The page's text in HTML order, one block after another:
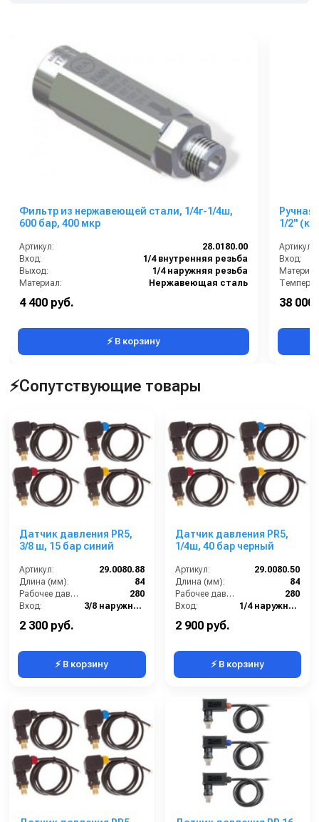
Фильтр из нержавеющей стали, 1/4г-1/4ш,
600 бар, 400 мкр
Артикул:
28.0180.00
Вход:
1/4 внутренняя резьба
Выход:
1/4 наружняя резьба
Материал:
Нержавеющая сталь
В коробке:
4 400 руб.
⚡ В корзину
Ручная
1/2"
Артикул:
Вход:
Рабочее
38 000
⚡Сопутствующие товары
Датчик давления PR5,
3/8 ш, 15 бар синий
Артикул:
29.0080.88
Длина (мм):
84
Рабочее давление (бар):
280
Вход:
3/8 наружняя резьба
2 300 руб.
⚡ В корзину
Датчик давления PR5,
1/4ш, 40 бар черный
Артикул:
29.0080.50
Длина (мм):
84
Рабочее давление (бар):
280
Вход:
1/4 наружняя резьба
2 900 руб.
⚡ В корзину